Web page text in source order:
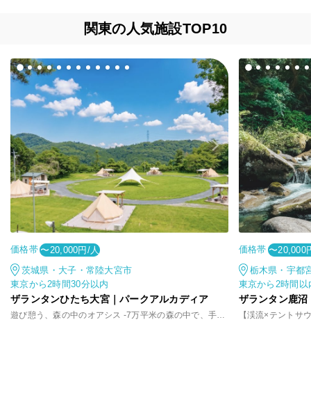
関東の人気施設TOP10
価格帯 〜20,000円/人
茨城県・大子・常陸大宮市
東京から2時間30分以内
ザランタンひたち大宮｜パークアルカディア
遊び憩う、森の中のオアシス -7万平米の森の中で、手軽に味わうアウトドア体験
価格帯 〜20,000
栃木県・宇都
東京から2時間以
ザランタン鹿沼